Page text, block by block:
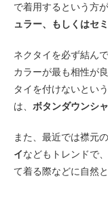
で着用するという方
ュラー、もしくはセ
ネクタイを必ず結ん
カラーが最も相性が
タイを付けないとい
は、 ボタンダウンシ
また、最近では襟元
イなどもトレンドで
て着る際などに自然